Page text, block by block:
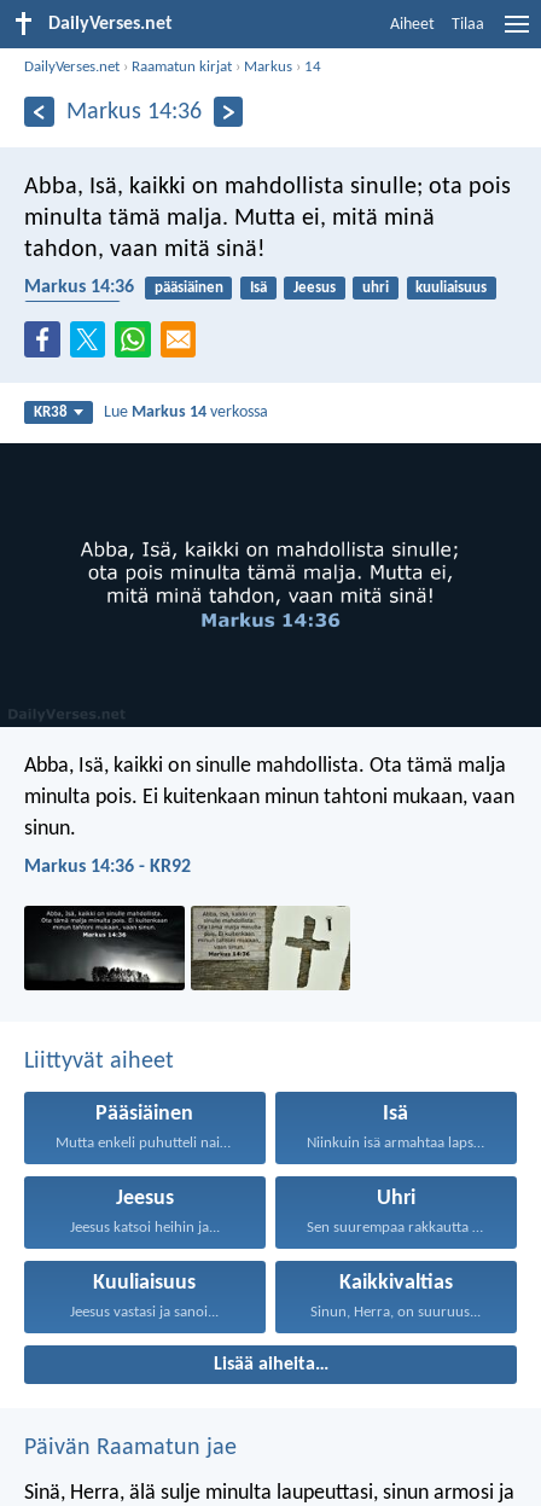
DailyVerses.net Aiheet Tilaa
DailyVerses.net › Raamatun kirjat › Markus › 14
Markus 14:36
Abba, Isä, kaikki on mahdollista sinulle; ota pois
minulta tämä malja. Mutta ei, mitä minä
tahdon, vaan mitä sinä!
Markus 14:36 pääsiäinen Isä Jeesus uhri
kuuliaisuus
KR38 Lue Markus 14 verkossa
Abba, Isä, kaikki on sinulle mahdollista. Ota tämä malja
minulta pois. Ei kuitenkaan minun tahtoni mukaan, vaan
sinun.
Markus 14:36 - KR92
Liittyvät aiheet
Pääsiäinen
Mutta enkeli puhutteli naisia...
Isä
Niinkuin isä armahtaa lapsiansa...
Jeesus
Jeesus katsoi heihin ja...
Uhri
Sen suurempaa rakkautta ei...
Kuuliaisuus
Jeesus vastasi ja sanoi...
Kaikkivaltias
Sinun, Herra, on suuruus...
Lisää aiheita…
Päivän Raamatun jae
Sinä, Herra, älä sulje minulta laupeuttasi, sinun armosi ja